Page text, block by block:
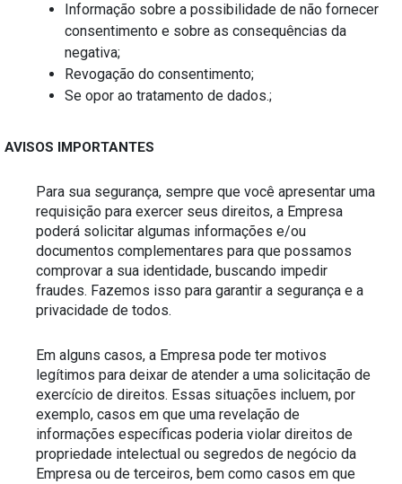
Informação sobre a possibilidade de não fornecer
consentimento e sobre as consequências da
negativa;
Revogação do consentimento;
Se opor ao tratamento de dados.;
AVISOS IMPORTANTES
Para sua segurança, sempre que você apresentar uma
requisição para exercer seus direitos, a Empresa
poderá solicitar algumas informações e/ou
documentos complementares para que possamos
comprovar a sua identidade, buscando impedir
fraudes. Fazemos isso para garantir a segurança e a
privacidade de todos.
Em alguns casos, a Empresa pode ter motivos
legítimos para deixar de atender a uma solicitação de
exercício de direitos. Essas situações incluem, por
exemplo, casos em que uma revelação de
informações específicas poderia violar direitos de
propriedade intelectual ou segredos de negócio da
Empresa ou de terceiros, bem como casos em que